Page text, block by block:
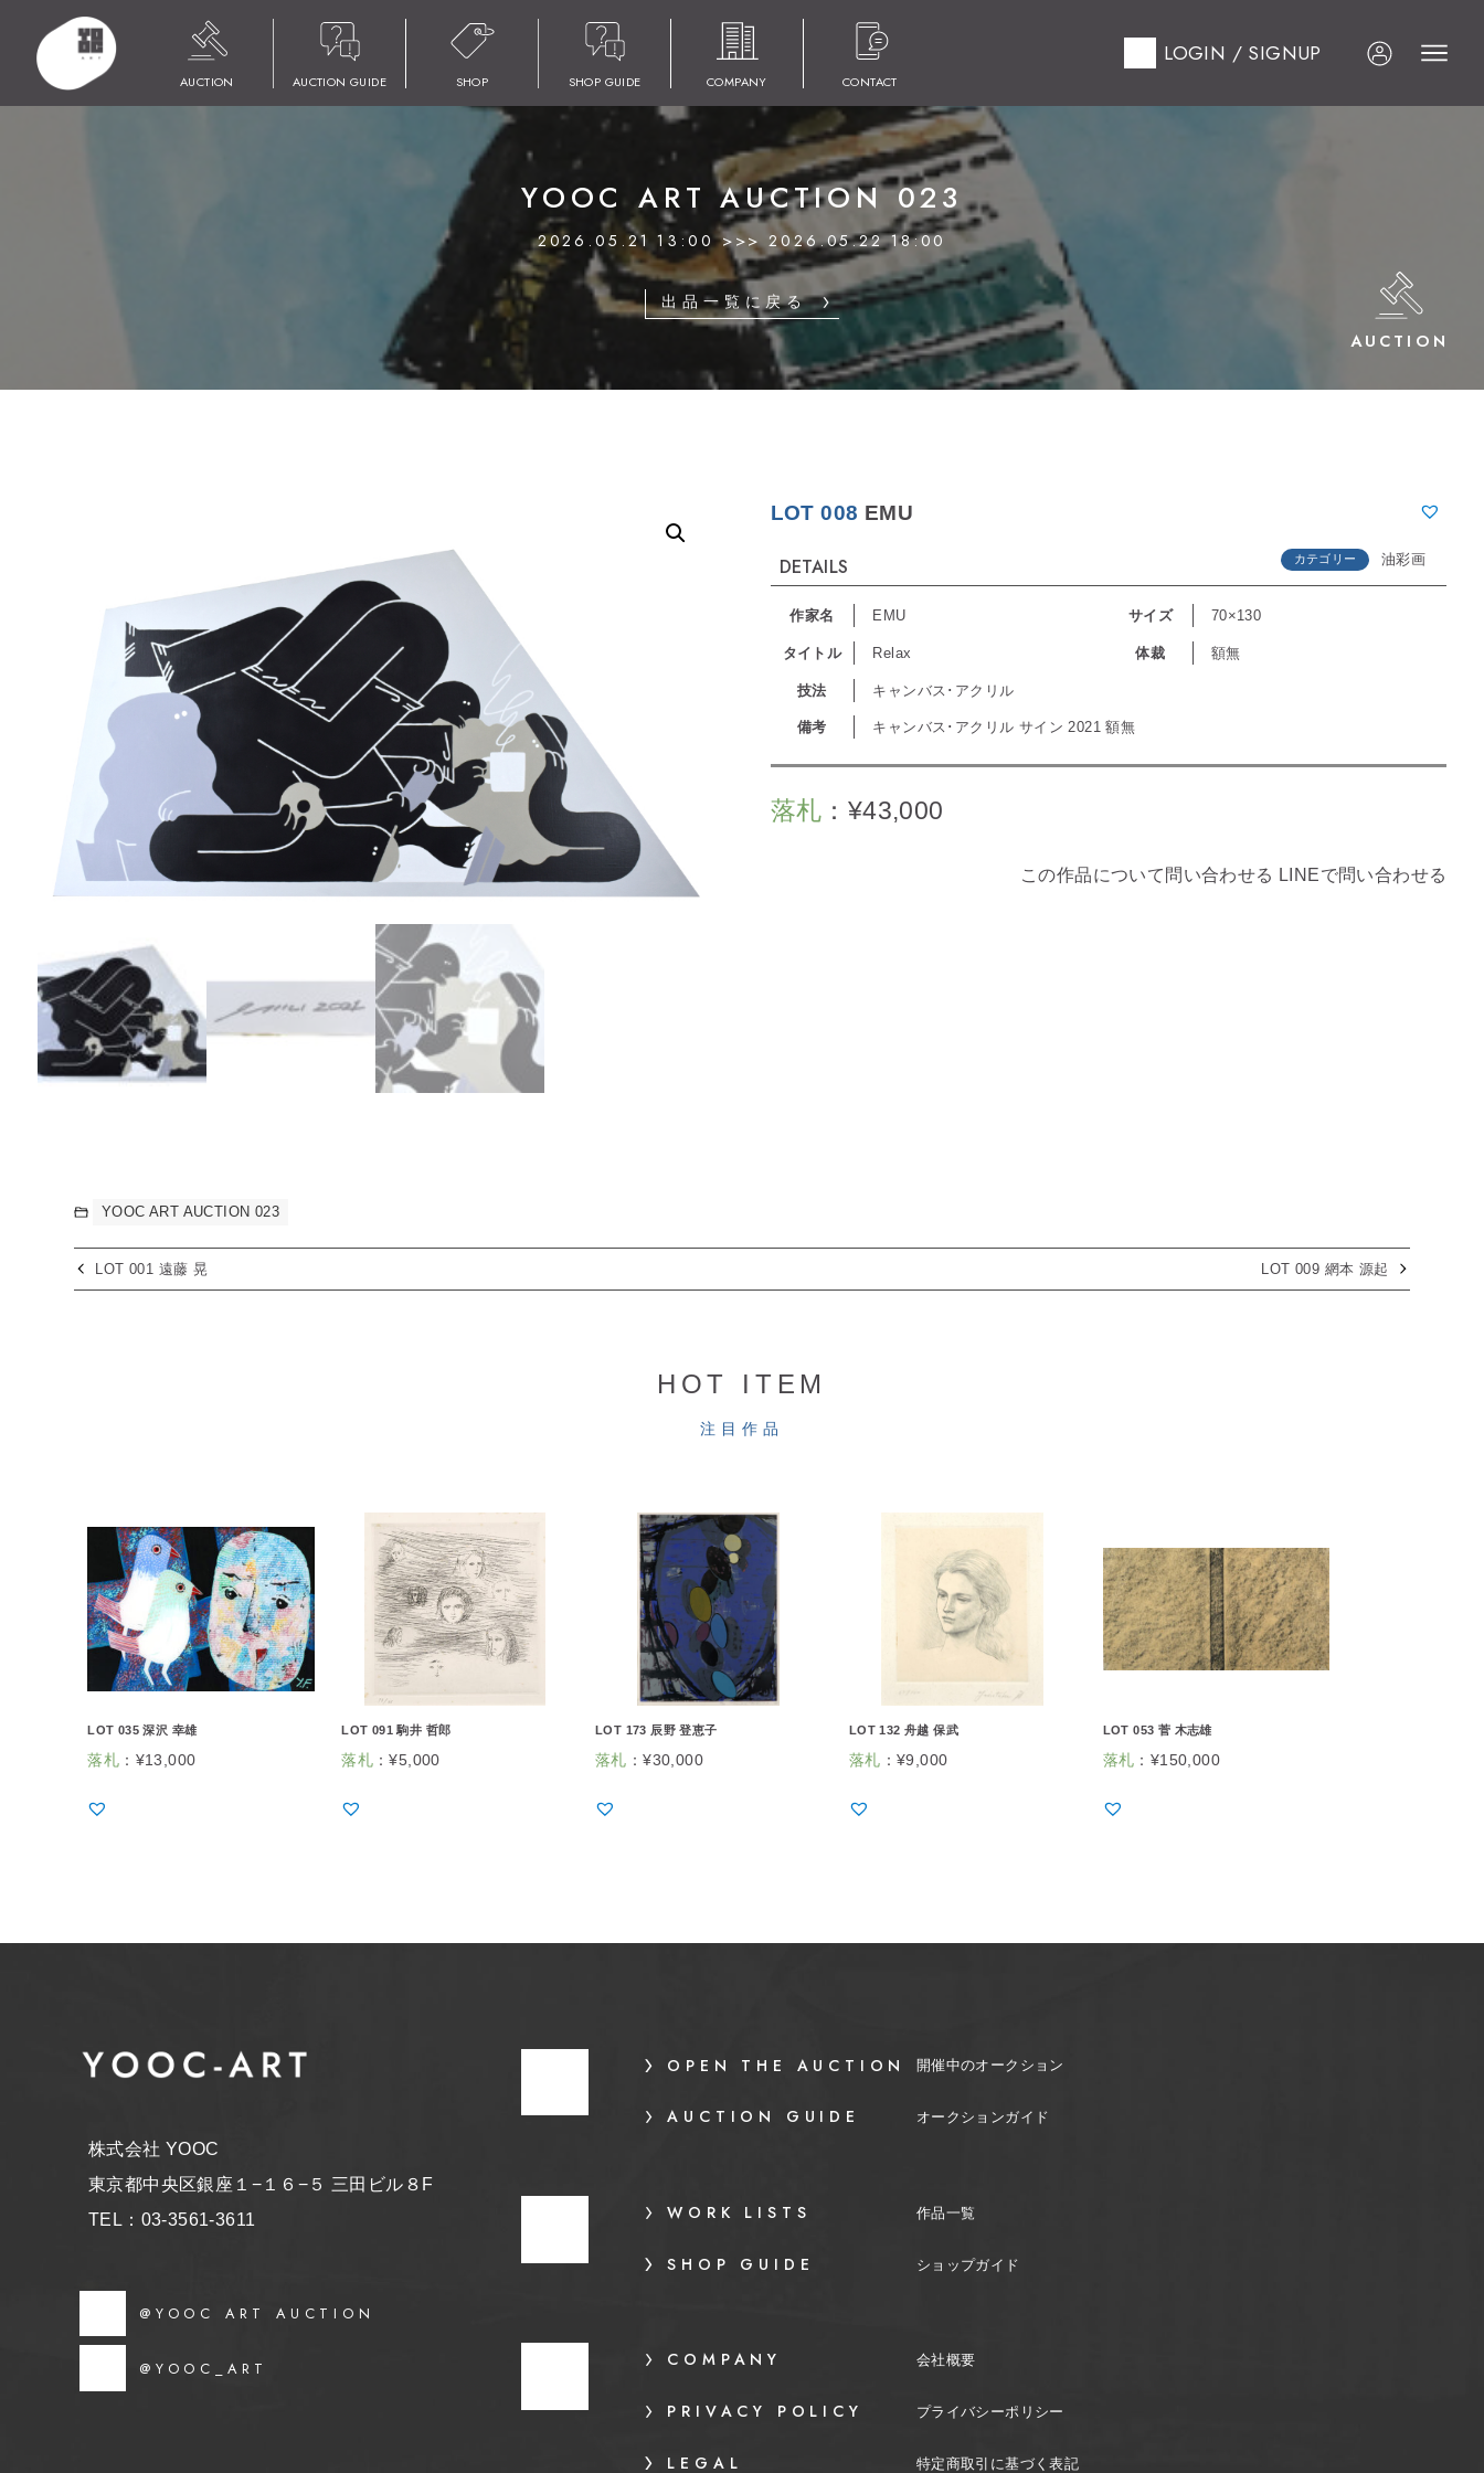
AUCTION AUCTION GUIDE SHOP SHOP GUIDE COMPANY CONTACT
LOGIN / SIGNUP
HOME YOOC ART AUCTION 023 LOT 008 EMU
YOOC ART AUCTION 023
2026.05.21 13:00 >>> 2026.05.22 18:00
出品一覧に戻る
AUCTION
LOT 008 EMU
DETAILS カテゴリー 油彩画
作家名 EMU サイズ 70×130
タイトル Relax 体裁 額無
技法 キャンバス･アクリル
備考 キャンバス･アクリル サイン 2021 額無
落札 ： ¥43,000
この作品について問い合わせる LINEで問い合わせる
YOOC ART AUCTION 023
LOT 001 遠藤 晃 LOT 009 網本 源起
HOT ITEM
注目作品
LOT 035 深沢 幸雄
落札 ： ¥13,000
LOT 091 駒井 哲郎
落札：¥5,000
LOT 173 辰野 登恵子
落札 ：¥30,000
LOT 132 舟越 保武
落札 ： ¥9,000
LOT 053 菅 木志雄
落札 ： ¥150,000
株式会社 YOOC
東京都中央区銀座１−１６−５ 三田ビル８F
TEL：03-3561-3611
@YOOC ART AUCTION
@YOOC_ART
OPEN THE AUCTION 開催中のオークション
AUCTION GUIDE オークションガイド
WORK LISTS 作品一覧
SHOP GUIDE ショップガイド
COMPANY 会社概要
PRIVACY POLICY プライバシーポリシー
LEGAL 特定商取引に基づく表記